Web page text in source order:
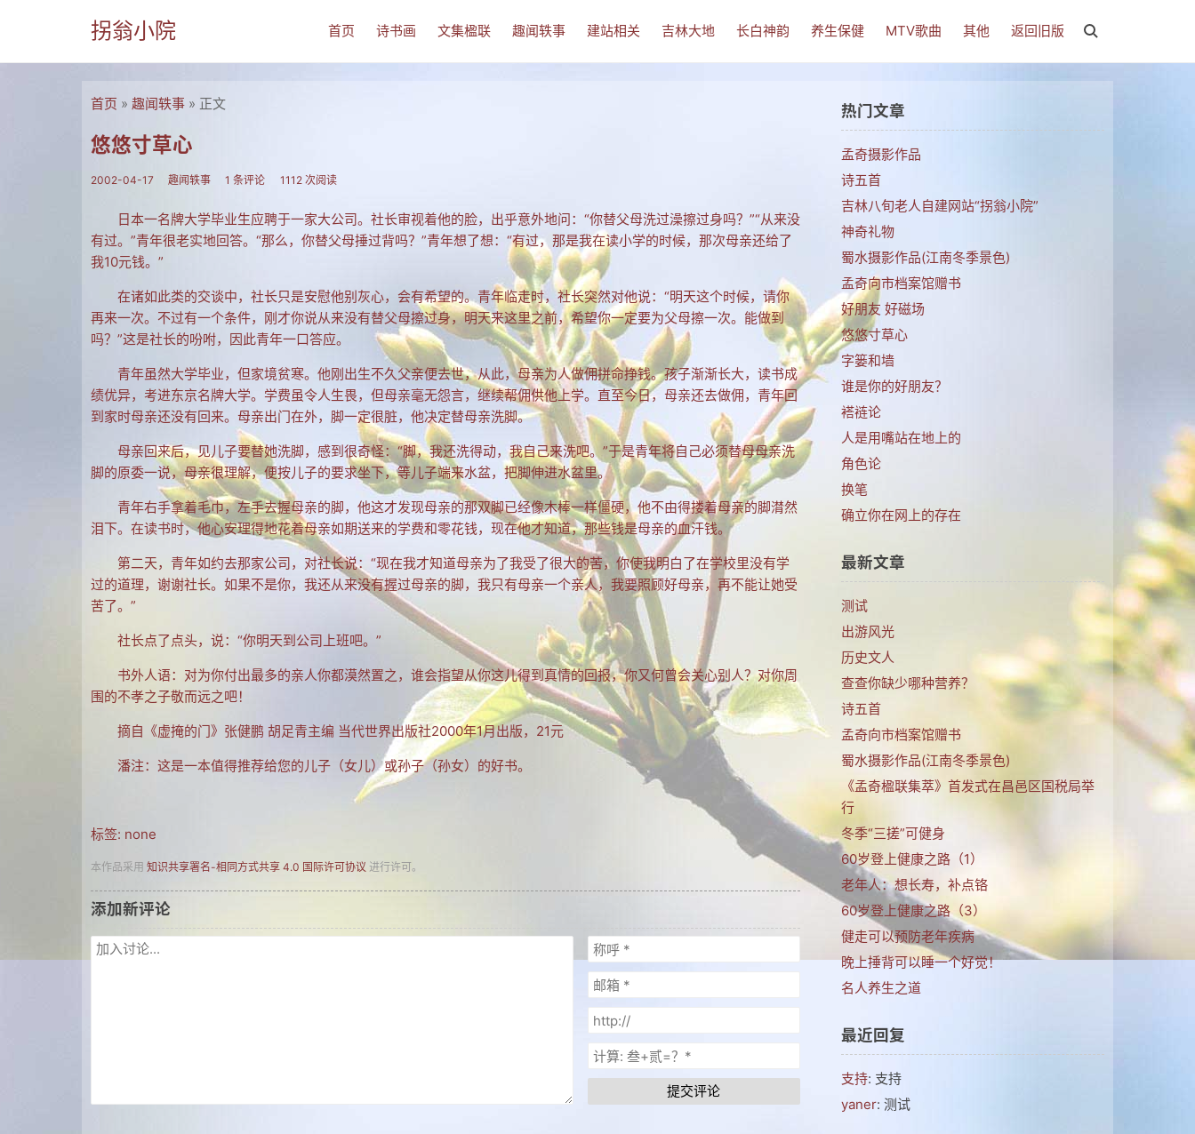
拐翁小院 首页 诗书画 文集楹联 趣闻轶事 建站相关 吉林大地 长白神韵 养生保健 MTV歌曲 其他 返回旧版
首页 » 趣闻轶事 » 正文
悠悠寸草心
2002-04-17 趣闻轶事 1 条评论 1112 次阅读
日本一名牌大学毕业生应聘于一家大公司。社长审视着他的脸，出乎意外地问：“你替父母洗过澡擦过身吗？”“从来没
有过。”青年很老实地回答。“那么，你替父母捶过背吗？”青年想了想：“有过，那是我在读小学的时候，那次母亲还给了
我10元钱。”
在诸如此类的交谈中，社长只是安慰他别灰心，会有希望的。青年临走时，社长突然对他说：“明天这个时候，请你
再来一次。不过有一个条件，刚才你说从来没有替父母擦过身，明天来这里之前，希望你一定要为父母擦一次。能做到
吗？”这是社长的吩咐，因此青年一口答应。
青年虽然大学毕业，但家境贫寒。他刚出生不久父亲便去世，从此，母亲为人做佣拼命挣钱。孩子渐渐长大，读书成
绩优异，考进东京名牌大学。学费虽令人生畏，但母亲毫无怨言，继续帮佣供他上学。直至今日，母亲还去做佣，青年回
到家时母亲还没有回来。母亲出门在外，脚一定很脏，他决定替母亲洗脚。
母亲回来后，见儿子要替她洗脚，感到很奇怪：“脚，我还洗得动，我自己来洗吧。”于是青年将自己必须替母母亲洗
脚的原委一说，母亲很理解，便按儿子的要求坐下，等儿子端来水盆，把脚伸进水盆里。
青年右手拿着毛巾，左手去握母亲的脚，他这才发现母亲的那双脚已经像木棒一样僵硬，他不由得搂着母亲的脚潸然
泪下。在读书时，他心安理得地花着母亲如期送来的学费和零花钱，现在他才知道，那些钱是母亲的血汗钱。
第二天，青年如约去那家公司，对社长说：“现在我才知道母亲为了我受了很大的苦，你使我明白了在学校里没有学
过的道理，谢谢社长。如果不是你，我还从来没有握过母亲的脚，我只有母亲一个亲人，我要照顾好母亲，再不能让她受
苦了。”
社长点了点头，说：“你明天到公司上班吧。”
书外人语：对为你付出最多的亲人你都漠然置之，谁会指望从你这儿得到真情的回报，你又何曾会关心别人？对你周
围的不孝之子敬而远之吧！
摘自《虚掩的门》张健鹏 胡足青主编 当代世界出版社2000年1月出版，21元
潘注：这是一本值得推荐给您的儿子（女儿）或孙子（孙女）的好书。
标签: none
本作品采用 知识共享署名-相同方式共享 4.0 国际许可协议 进行许可。
添加新评论
提交评论
热门文章
孟奇摄影作品
诗五首
吉林八旬老人自建网站“拐翁小院”
神奇礼物
蜀水摄影作品(江南冬季景色)
孟奇向市档案馆赠书
好朋友 好磁场
悠悠寸草心
字篓和墙
谁是你的好朋友？
褡裢论
人是用嘴站在地上的
角色论
换笔
确立你在网上的存在
最新文章
测试
出游风光
历史文人
查查你缺少哪种营养？
诗五首
孟奇向市档案馆赠书
蜀水摄影作品(江南冬季景色)
《孟奇楹联集萃》首发式在昌邑区国税局举
行
冬季“三搓”可健身
60岁登上健康之路（1）
老年人：想长寿，补点铬
60岁登上健康之路（3）
健走可以预防老年疾病
晚上捶背可以睡一个好觉！
名人养生之道
最近回复
支持: 支持
yaner: 测试